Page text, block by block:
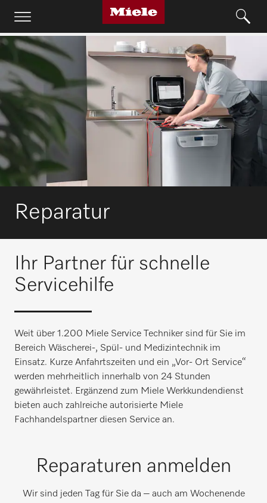
Reparatur
Ihr Partner für schnelle
Servicehilfe
Weit über 1.200 Miele Service Techniker sind für Sie im
Bereich Wäscherei-, Spül- und Medizintechnik im
Einsatz. Kurze Anfahrtszeiten und ein „Vor- Ort Service“
werden mehrheitlich innerhalb von 24 Stunden
gewährleistet. Ergänzend zum Miele Werkkundendienst
bieten auch zahlreiche autorisierte Miele
Fachhandelspartner diesen Service an.
Reparaturen anmelden
Wir sind jeden Tag für Sie da – auch am Wochenende